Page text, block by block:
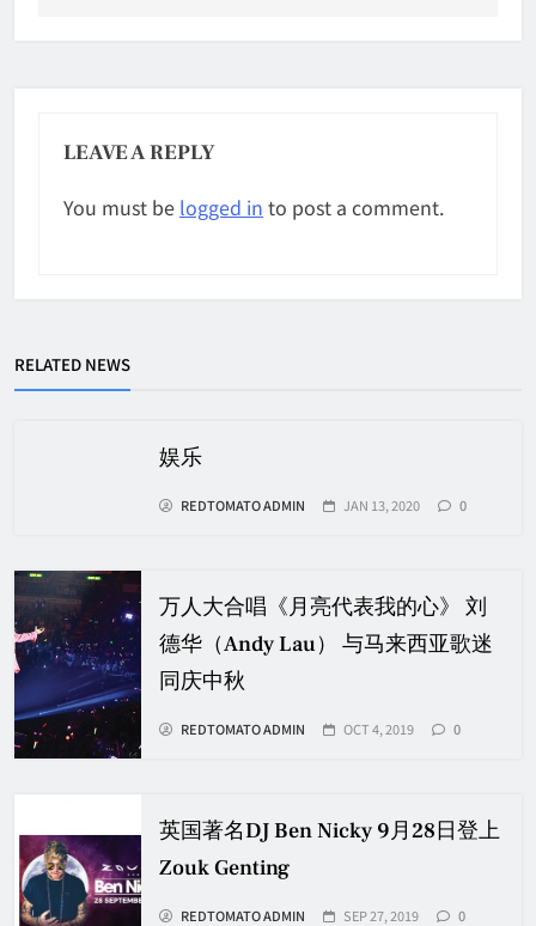
LEAVE A REPLY
You must be logged in to post a comment.
RELATED NEWS
娱乐
REDTOMATO ADMIN JAN 13, 2020 0
万人大合唱《月亮代表我的心》 刘
德华（Andy Lau） 与马来西亚歌迷
同庆中秋
REDTOMATO ADMIN OCT 4, 2019 0
英国著名DJ Ben Nicky 9月28日登上
Zouk Genting
REDTOMATO ADMIN SEP 27, 2019 0